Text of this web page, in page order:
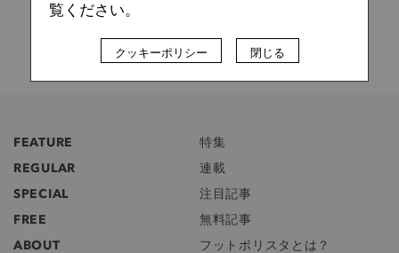
FEATURE
特集
REGULAR
連載
SPECIAL
注目記事
FREE
無料記事
ABOUT
フットボリスタとは？
覧ください。
クッキーポリシー 閉じる